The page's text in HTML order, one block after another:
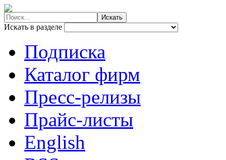
Искать в разделе
Подписка
Каталог фирм
Пресс-релизы
Прайс-листы
English